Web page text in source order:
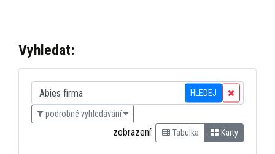
Vyhledat:
HLEDEJ
podrobné vyhledávání
zobrazení: Tabulka Karty